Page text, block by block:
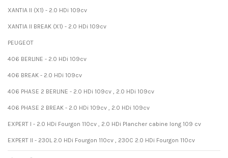
XANTIA II (X1) - 2.0 HDi 109cv
XANTIA II BREAK (X1) - 2.0 HDi 109cv
PEUGEOT
406 BERLINE - 2.0 HDi 109cv
406 BREAK - 2.0 HDi 109cv
406 PHASE 2 BERLINE - 2.0 HDi 109cv , 2.0 HDi 109cv
406 PHASE 2 BREAK - 2.0 HDi 109cv , 2.0 HDi 109cv
EXPERT I - 2.0 HDi Fourgon 110cv , 2.0 HDi Plancher cabine long 109 cv
EXPERT II - 230L 2.0 HDi Fourgon 110cv , 230C 2.0 HDi Fourgon 110cv